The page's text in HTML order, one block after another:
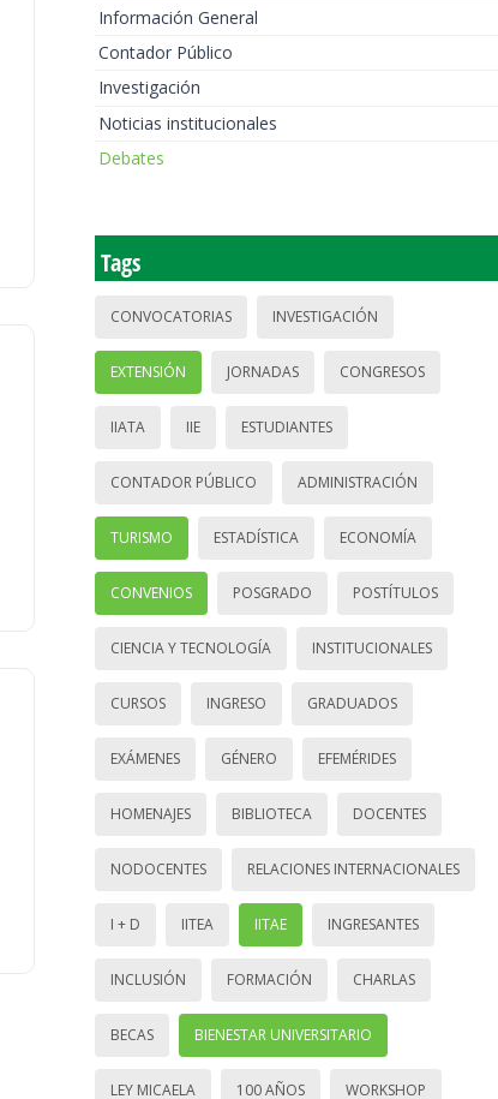
Información General
Contador Público
Investigación
Noticias institucionales
Debates
Tags
CONVOCATORIAS INVESTIGACIÓN
EXTENSIÓN JORNADAS CONGRESOS
IIATA IIE ESTUDIANTES
CONTADOR PÚBLICO ADMINISTRACIÓN
TURISMO ESTADÍSTICA ECONOMÍA
CONVENIOS POSGRADO POSTÍTULOS
CIENCIA Y TECNOLOGÍA INSTITUCIONALES
CURSOS INGRESO GRADUADOS
EXÁMENES GÉNERO EFEMÉRIDES
HOMENAJES BIBLIOTECA DOCENTES
NODOCENTES RELACIONES INTERNACIONALES
I + D IITEA IITAE INGRESANTES
INCLUSIÓN FORMACIÓN CHARLAS
BECAS BIENESTAR UNIVERSITARIO
LEY MICAELA 100 AÑOS WORKSHOP